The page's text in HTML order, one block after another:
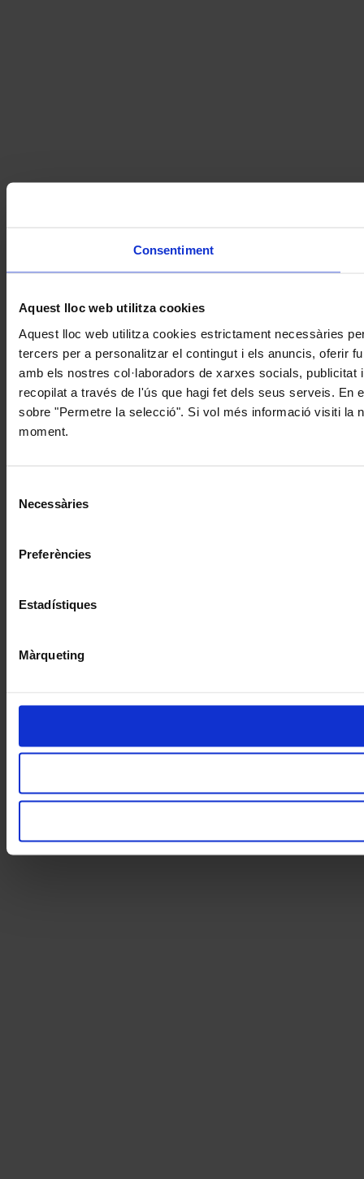
Consentiment
Aquest lloc web utilitza cookies
Aquest lloc web utilitza cookies estrictament necessàries
tercers per a personalitzar el contingut i els anuncis, oferir
amb els nostres col·laboradors de xarxes socials,
recopilat a través de l'ús que hagi fet dels seus serveis. En
sobre "Permetre la selecció". Si vol més informació visiti la
moment.
Necessàries
Preferències
Estadístiques
Màrqueting